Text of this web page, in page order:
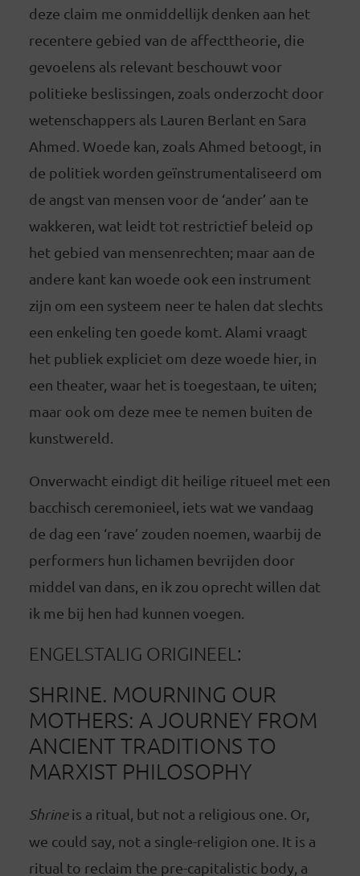
deze claim me onmiddellijk denken aan het
recentere gebied van de affecttheorie, die
gevoelens als relevant beschouwt voor
politieke beslissingen, zoals onderzocht door
wetenschappers als Lauren Berlant en Sara
Ahmed. Woede kan, zoals Ahmed betoogt, in
de politiek worden geïnstrumentaliseerd om
de angst van mensen voor de ‘ander’ aan te
wakkeren, wat leidt tot restrictief beleid op
het gebied van mensenrechten; maar aan de
andere kant kan woede ook een instrument
zijn om een systeem neer te halen dat slechts
een enkeling ten goede komt. Alami vraagt
het publiek expliciet om deze woede hier, in
een theater, waar het is toegestaan, te uiten;
maar ook om deze mee te nemen buiten de
kunstwereld.
Onverwacht eindigt dit heilige ritueel met een
bacchisch ceremonieel, iets wat we vandaag
de dag een ‘rave’ zouden noemen, waarbij de
performers hun lichamen bevrijden door
middel van dans, en ik zou oprecht willen dat
ik me bij hen had kunnen voegen.
ENGELSTALIG ORIGINEEL:
SHRINE. MOURNING OUR
MOTHERS: A JOURNEY FROM
ANCIENT TRADITIONS TO
MARXIST PHILOSOPHY
Shrineis a ritual, but not a religious one. Or,
we could say, not a single-religion one. It is a
ritual to reclaim the pre-capitalistic body, a